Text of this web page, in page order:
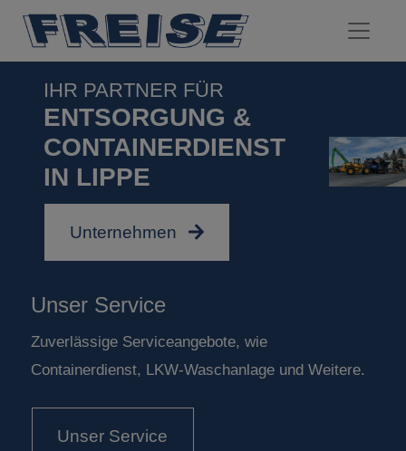
IHR PARTNER FÜR
ENTSORGUNG &
CONTAINERDIENST
IN LIPPE
Unternehmen
Unser Service
Zuverlässige Serviceangebote, wie
Containerdienst, LKW-Waschanlage und Weitere.
Unser Service